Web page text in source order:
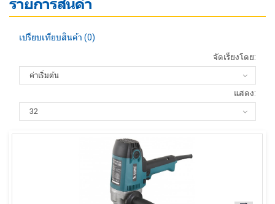
รายการสินค้า
เปรียบเทียบสินค้า (0)
จัดเรียงโดย:
แสดง: